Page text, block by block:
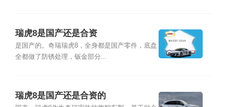
瑞虎8是国产还是合资
是国产的。奇瑞瑞虎8，全身都是国产零件，底盘
全都做了防锈处理，钣金部分...
瑞虎8是国产还是合资的